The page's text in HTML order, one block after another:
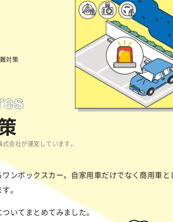
対策
会社が運営しています。
ンボックスカー。自家用車だけでなく商用車
。
いてまとめてみました。